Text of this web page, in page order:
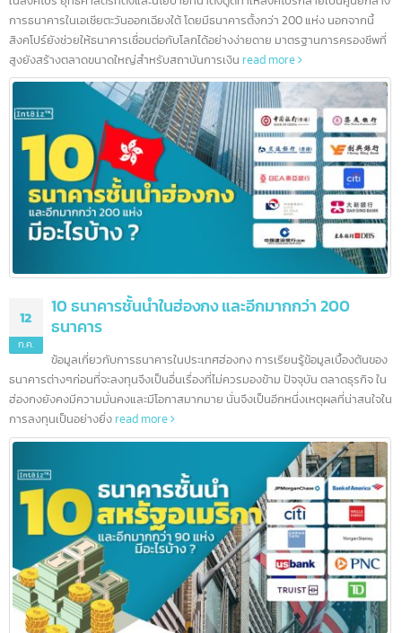
16
ก.ค.
5 ธนาคารชั้นนำในสิงคโปร์ และอีกมากกว่า 100
ธนาคาร
สิงคโปร์เป็นศูนย์กลางทางการเงินระหว่างประเทศ จากนโยบายและแนว
ปฏิบัติของรัฐบาลส่งผลให้ธนาคารต่างชาติจำนวนมากเริ่มดำเนินธุรกิจและเปิดสา
ในสิงคโปร์ ยุทธศาสตร์ที่ตั้งและนโยบายที่น่าดึงดูดทำให้สิงคโปร์กลายเป็นศูนย์กล
การธนาคารในเอเชียตะวันออกเฉียงใต้ โดยมีธนาคารตั้งกว่า 200 แห่ง นอกจากนี้
สิงคโปร์ยังช่วยให้ธนาคารเชื่อมต่อกับโลกได้อย่างง่ายดาย มาตรฐานการครองชี
สูงยังสร้างตลาดขนาดใหญ่สำหรับสถาบันการเงิน
read more
12
ก.ค.
10 ธนาคารชั้นนำในฮ่องกง และอีกมากกว่า 200
ข้อมูลเกี่ยวกับการธนาคารในประเทศฮ่องกง การเรียนรู้ข้อมูลเบื้องต้นข
ธนาคารต่างๆก่อนที่จะลงทุนจึงเป็นอื่นเรื่องที่ไม่ควรมองข้าม ปัจจุบัน ตลาดธุรกิจ
ฮ่องกงยังคงมีความมั่นคงและมีโอกาสมากมาย นั่นจึงเป็นอีกหนึ่งเหตุผลที่น่าสนใ
การลงทุนเป็นอย่างยิ่ง read more